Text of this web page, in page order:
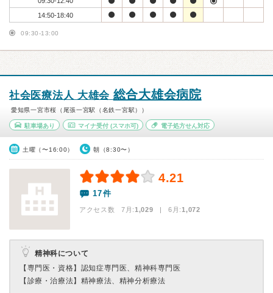
14:50-18:40
09:30-13:00
社会医療法人 大雄会 総合大雄会病院
愛知県一宮市桜（尾張一宮駅（名鉄一宮駅））
駐車場あり マイナ受付(スマホ可) 電子処方せん対応
土曜（〜16:00） 朝（8:30〜）
4.21
17件
アクセス数 7月:1,029 | 6月:1,072
精神科について
【専門医・資格】 認知症専門医、精神科専門医
【診療・治療法】 精神療法、精神分析療法